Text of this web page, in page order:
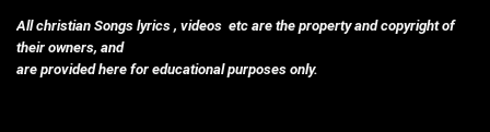
All christian Songs lyrics , videos etc are the property and copyright of
their owners, and
are provided here for educational purposes only.